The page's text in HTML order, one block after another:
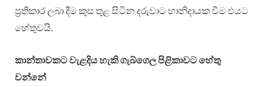
ප්‍රතිකාර ලබා දීම කුස තුළ සිටින දරුවාට හානිදායක වීම එයට
හේතුවයි.
කාන්තාවකට වැළදිය හැකි ගැබ්ගෙල පිළිකාවට හේතු
වන්නේ